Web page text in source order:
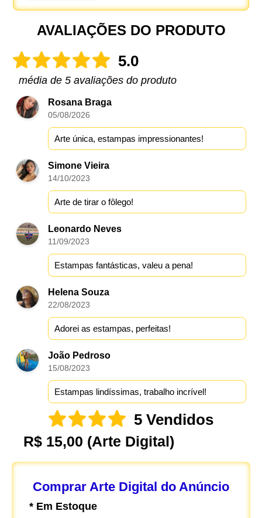
AVALIAÇÕES DO PRODUTO
5.0
média de 5 avaliações do produto
Rosana Braga
05/08/2026
Arte única, estampas impressionantes!
Simone Vieira
14/10/2023
Arte de tirar o fôlego!
Leonardo Neves
11/09/2023
Estampas fantásticas, valeu a pena!
Helena Souza
22/08/2023
Adorei as estampas, perfeitas!
João Pedroso
15/08/2023
Estampas lindíssimas, trabalho incrível!
5 Vendidos
R$ 15,00 (Arte Digital)
Comprar Arte Digital do Anúncio
* Em Estoque